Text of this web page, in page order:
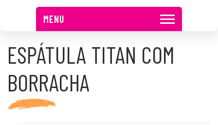
MENU
ESPÁTULA TITAN COM
BORRACHA